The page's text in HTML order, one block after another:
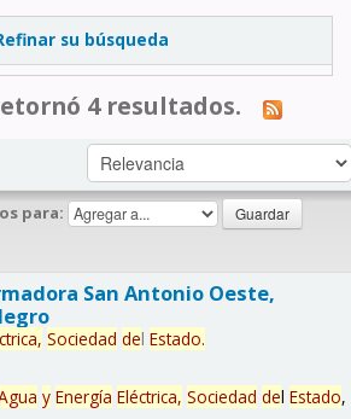
su búsqueda
4 resultados.
para:
San Antonio Oeste,
Sociedad del Estado.
y Energía Eléctrica, Sociedad del Estado,